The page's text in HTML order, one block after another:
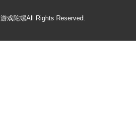
游戏陀螺All Rights Reserved.